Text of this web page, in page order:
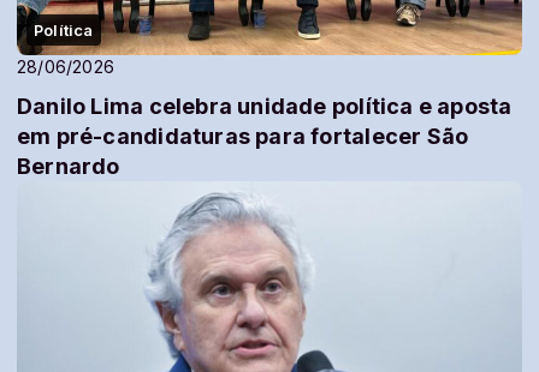
Política
28/06/2026
Danilo Lima celebra unidade política e aposta
em pré-candidaturas para fortalecer São
Bernardo